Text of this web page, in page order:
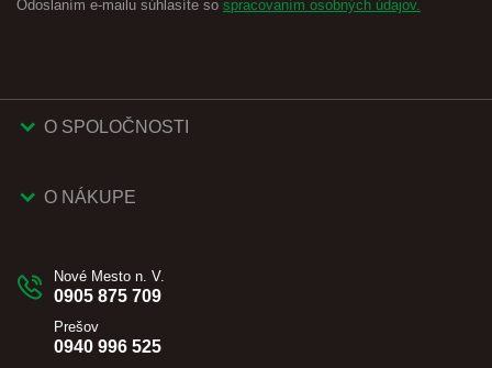
Odoslaním e-mailu súhlasíte so spracovaním osobných údajov.
O SPOLOČNOSTI
O NÁKUPE
Nové Mesto n. V.
0905 875 709
Prešov
0940 996 525